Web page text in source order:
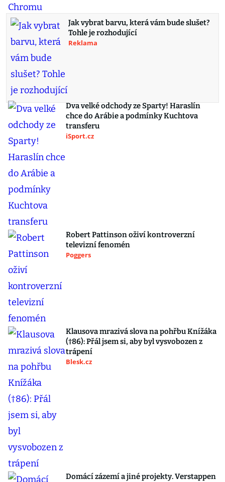
Jak vybrat barvu, která vám bude slušet?
Tohle je rozhodující
Reklama
Dva velké odchody ze Sparty! Haraslín
chce do Arábie a podmínky Kuchtova
transferu
iSport.cz
Robert Pattinson oživí kontroverzní
televizní fenomén
Poggers
Klausova mrazivá slova na pohřbu Knížáka
(†86): Přál jsem si, aby byl vysvobozen z
trápení
Blesk.cz
Domácí zázemí a jiné projekty. Verstappen